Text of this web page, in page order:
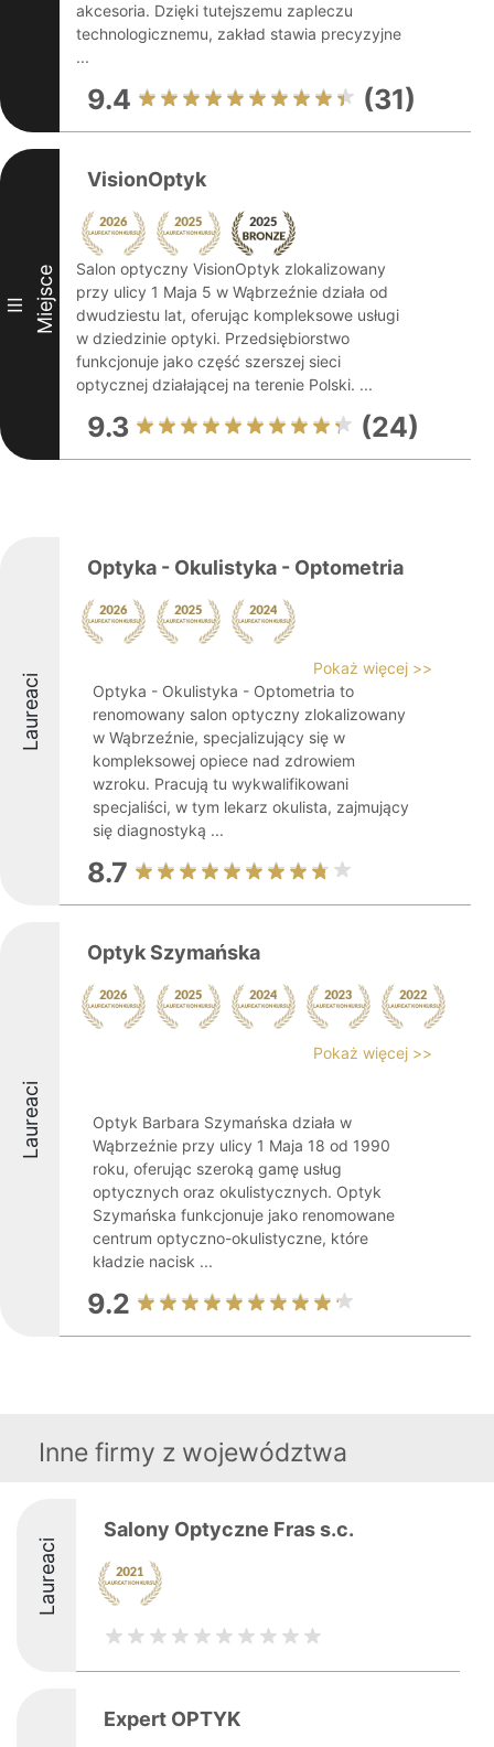
akcesoria. Dzięki tutejszemu zapleczu
technologicznemu, zakład stawia precyzyjne
...
9.4 (31)
III Miejsce
VisionOptyk
Salon optyczny VisionOptyk zlokalizowany
przy ulicy 1 Maja 5 w Wąbrzeźnie działa od
dwudziestu lat, oferując kompleksowe usługi
w dziedzinie optyki. Przedsiębiorstwo
funkcjonuje jako część szerszej sieci
optycznej działającej na terenie Polski. ...
9.3 (24)
Laureaci
Optyka - Okulistyka - Optometria
Pokaż więcej >>
Optyka - Okulistyka - Optometria to
renomowany salon optyczny zlokalizowany
w Wąbrzeźnie, specjalizujący się w
kompleksowej opiece nad zdrowiem
wzroku. Pracują tu wykwalifikowani
specjaliści, w tym lekarz okulista, zajmujący
się diagnostyką ...
8.7
Laureaci
Optyk Szymańska
Pokaż więcej >>
Optyk Barbara Szymańska działa w
Wąbrzeźnie przy ulicy 1 Maja 18 od 1990
roku, oferując szeroką gamę usług
optycznych oraz okulistycznych. Optyk
Szymańska funkcjonuje jako renomowane
centrum optyczno-okulistyczne, które
kładzie nacisk ...
9.2
Inne firmy z województwa
Laureaci
Salony Optyczne Fras s.c.
Expert OPTYK